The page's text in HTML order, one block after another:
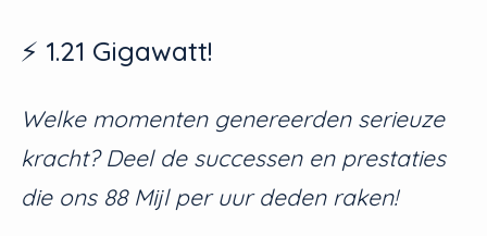
⚡ 1.21 Gigawatt!
Welke momenten genereerden serieuze
kracht? Deel de successen en prestaties
die ons 88 Mijl per uur deden raken!